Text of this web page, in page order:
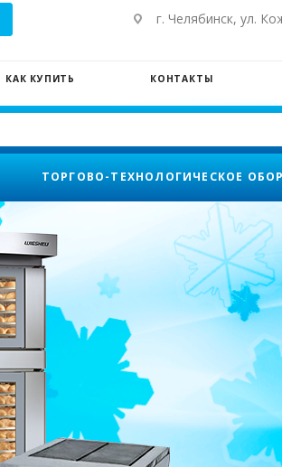
г. Челябинск, ул.
КАК КУПИТЬ КОНТАКТЫ
ТОРГОВО-ТЕХНОЛОГИЧЕСКОЕ